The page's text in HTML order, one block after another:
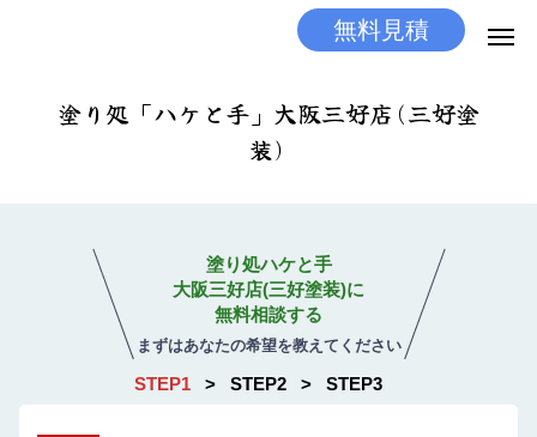
無料見積
塗り処「ハケと手」大阪三好店(三好塗
装)
塗り処ハケと手
大阪三好店(三好塗装)に
無料相談する
まずはあなたの希望を教えてください
STEP1 STEP2 STEP3
無料見積 とりあえず相談
施工メニュー